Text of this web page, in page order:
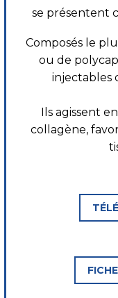
se présentent
Composés le
ou de
injectables
Ils agissent
collagène,